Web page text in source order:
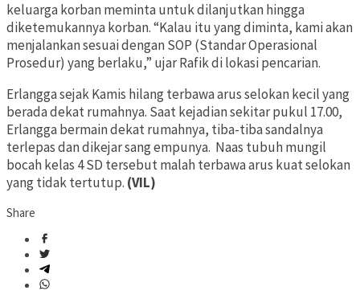
keluarga korban meminta untuk dilanjutkan hingga
diketemukannya korban. “Kalau itu yang diminta, kami akan
menjalankan sesuai dengan SOP (Standar Operasional
Prosedur) yang berlaku,” ujar Rafik di lokasi pencarian.
Erlangga sejak Kamis hilang terbawa arus selokan kecil yang
berada dekat rumahnya. Saat kejadian sekitar pukul 17.00,
Erlangga bermain dekat rumahnya, tiba-tiba sandalnya
terlepas dan dikejar sang empunya. Naas tubuh mungil
bocah kelas 4 SD tersebut malah terbawa arus kuat selokan
yang tidak tertutup. (VIL)
Share